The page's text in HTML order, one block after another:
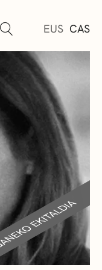
EUS CAS